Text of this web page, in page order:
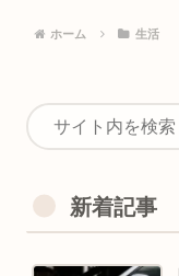
ホーム 生活
新着記事